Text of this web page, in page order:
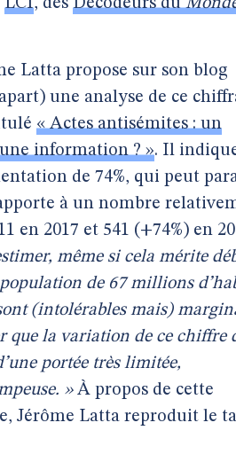
LCI, des Décodeurs du
Latta propose sur son blog
une analyse de ce
« Actes antisémites : un
information ? ». Il
de 74%, qui peut
à un nombre
en 2017 et 541 (+74%) en
même si cela mérite
de 67 millions
(intolérables mais)
la variation de ce chiffre
portée très limitée,
»À propos de cette
Jérôme Latta reproduit le